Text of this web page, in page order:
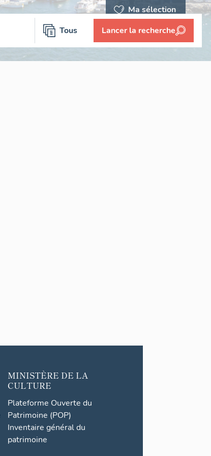
Ma sélection
Tous Lancer la recherche
MINISTÈRE DE LA
CULTURE
Plateforme Ouverte du
Patrimoine (POP)
Inventaire général du
patrimoine